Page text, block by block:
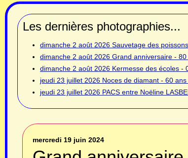
Les dernières photographies...
dimanche 2 août 2026 Sauvetage des
dimanche 2 août 2026 Grand anniversaire -
dimanche 2 août 2026 Kermesse des écoles -
jeudi 23 juillet 2026 Noces de diamant - 60
jeudi 23 juillet 2026 PACS entre Noëline
mercredi 19 juin 2024